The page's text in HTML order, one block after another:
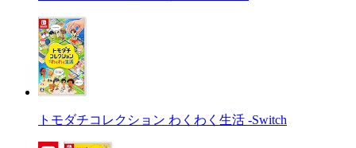
トモダチコレクション わくわく生活 -Switch